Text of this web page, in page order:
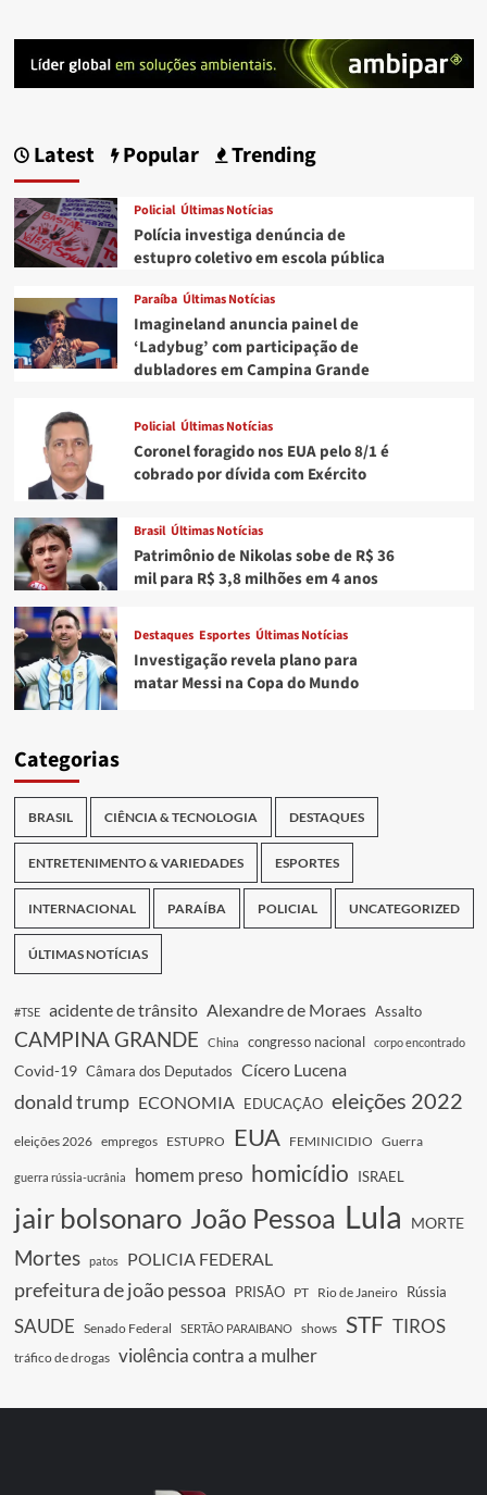
Latest Popular Trending
Policial Últimas Notícias
Polícia investiga denúncia de
estupro coletivo em escola pública
Paraíba Últimas Notícias
Imagineland anuncia painel de
‘Ladybug’ com participação de
dubladores em Campina Grande
Policial Últimas Notícias
Coronel foragido nos EUA pelo 8/1 é
cobrado por dívida com Exército
Brasil Últimas Notícias
Patrimônio de Nikolas sobe de R$ 36
mil para R$ 3,8 milhões em 4 anos
Destaques Esportes Últimas Notícias
Investigação revela plano para
matar Messi na Copa do Mundo
Categorias
BRASIL CIÊNCIA & TECNOLOGIA DESTAQUES
ENTRETENIMENTO & VARIEDADES ESPORTES
INTERNACIONAL PARAÍBA POLICIAL UNCATEGORIZED
ÚLTIMAS NOTÍCIAS
#TSE acidente de trânsito Alexandre de Moraes Assalto
CAMPINA GRANDE China congresso nacional corpo encontrado
Covid-19 Câmara dos Deputados Cícero Lucena
donald trump ECONOMIA EDUCAÇÃO eleições 2022
eleições 2026 empregos ESTUPRO EUA FEMINICIDIO Guerra
guerra rússia-ucrânia homem preso homicídio ISRAEL
jair bolsonaro João Pessoa Lula MORTE
Mortes patos POLICIA FEDERAL
prefeitura de joão pessoa PRISÃO PT Rio de Janeiro Rússia
SAUDE Senado Federal SERTÃO PARAIBANO shows STF TIROS
tráfico de drogas violência contra a mulher